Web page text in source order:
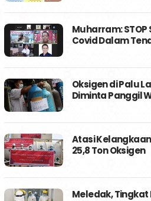
Muharram: STOP
Covid Dalam
Oksigen di Palu
Diminta Panggil
Atasi
25,8 Ton Oksigen
Meledak,